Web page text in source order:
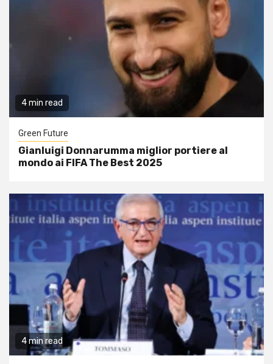
4 min read
Green Future
Gianluigi Donnarumma miglior portiere al
mondo ai FIFA The Best 2025
4 min read